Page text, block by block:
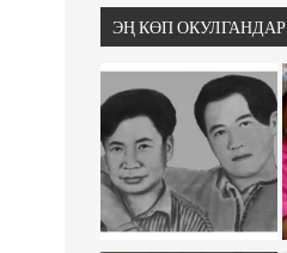
ЭҢ КӨП ОКУЛГАНДАР